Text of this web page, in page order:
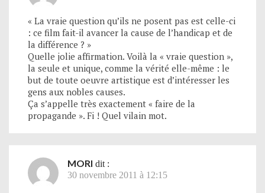
« La vraie question qu’ils ne posent pas est celle-ci
: ce film fait-il avancer la cause de l’handicap et de
la différence ? »
Quelle jolie affirmation. Voilà la « vraie question »,
la seule et unique, comme la vérité elle-même : le
but de toute oeuvre artistique est d’intéresser les
gens aux nobles causes.
Ça s’appelle très exactement « faire de la
propagande ». Fi ! Quel vilain mot.
MORI dit :
30 novembre 2011 à 12:15